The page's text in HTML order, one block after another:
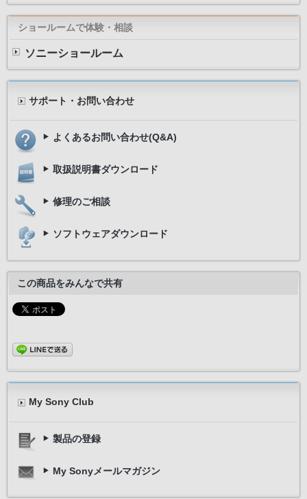
ショールームで体験・相談
ソニーショールーム
サポート・お問い合わせ
よくあるお問い合わせ(Q&A)
取扱説明書ダウンロード
修理のご相談
ソフトウェアダウンロード
この商品をみんなで共有
My Sony Club
製品の登録
My Sonyメールマガジン